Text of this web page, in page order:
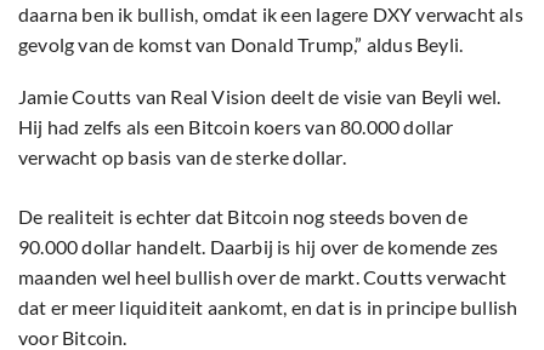
daarna ben ik bullish, omdat ik een lagere DXY verwacht als
gevolg van de komst van Donald Trump,” aldus Beyli.
Jamie Coutts van Real Vision deelt de visie van Beyli wel.
Hij had zelfs als een Bitcoin koers van 80.000 dollar
verwacht op basis van de sterke dollar.
De realiteit is echter dat Bitcoin nog steeds boven de
90.000 dollar handelt. Daarbij is hij over de komende zes
maanden wel heel bullish over de markt. Coutts verwacht
dat er meer liquiditeit aankomt, en dat is in principe bullish
voor Bitcoin.